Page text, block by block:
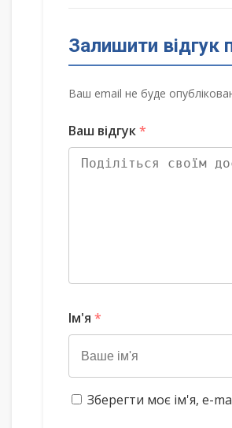
Залишити відгук
Ваш email не буде
Ваш відгук*
Ім'я *
Зберегти моє ім'я, e-